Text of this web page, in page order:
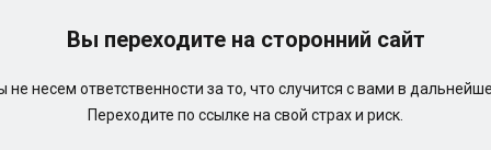
Вы переходите на сторонний сайт
не несем ответственности за то, что случится с вами в
Переходите по ссылке на свой страх и риск.